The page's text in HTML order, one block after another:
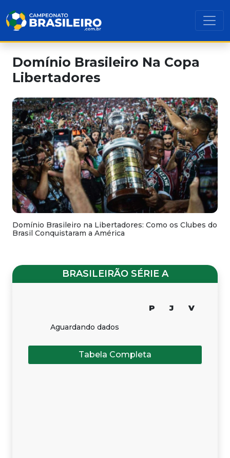
Domínio Brasileiro Na Copa
Libertadores
Domínio Brasileiro na Libertadores: Como os Clubes do
Brasil Conquistaram a América
BRASILEIRÃO SÉRIE A
P J V
Aguardando dados
Tabela Completa